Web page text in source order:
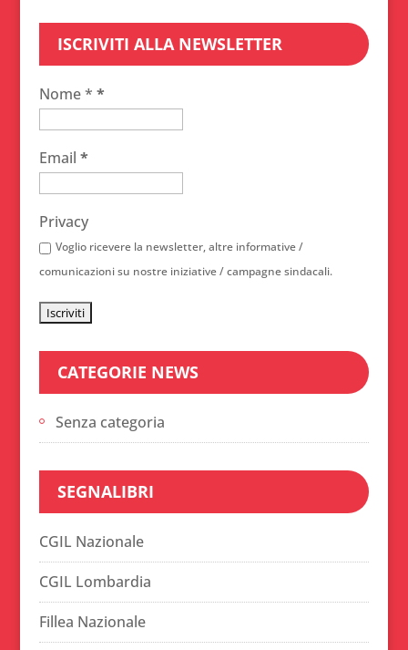
ISCRIVITI ALLA NEWSLETTER
Nome * *
Email *
Privacy
Voglio ricevere la newsletter, altre informative /
comunicazioni su nostre iniziative / campagne sindacali.
CATEGORIE NEWS
Senza categoria
SEGNALIBRI
CGIL Nazionale
CGIL Lombardia
Fillea Nazionale